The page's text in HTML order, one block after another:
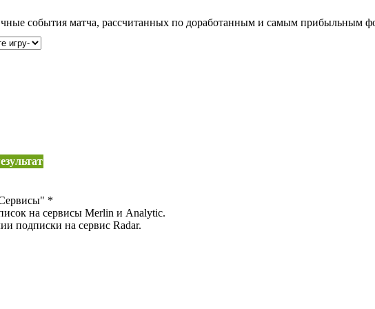
события матча, рассчитанных по доработанным и самым прибыльным
*
на сервисы Merlin и Analytic.
подписки на сервис Radar.